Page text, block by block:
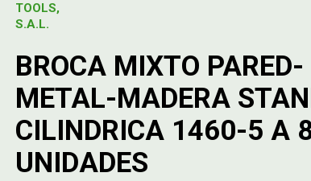
TOOLS,
S.A.L.
BROCA MIXTO PARED-
METAL-MADERA
CILINDRICA 1460-5 A
UNIDADES